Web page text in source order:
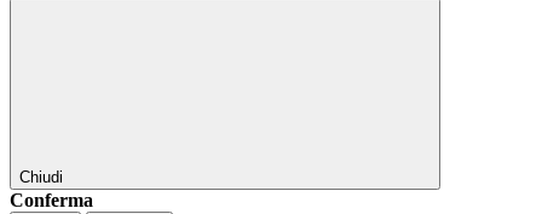
Chiudi
Conferma